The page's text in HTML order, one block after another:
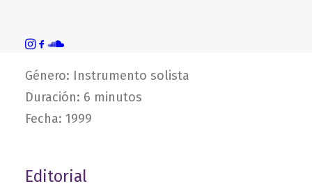
Detalles
Género: Instrumento solista
Duración: 6 minutos
Fecha: 1999
Editorial